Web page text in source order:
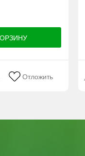
Отложить